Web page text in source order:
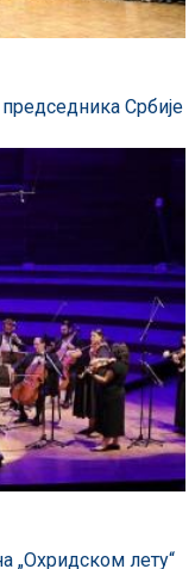
Србије
„Охридском лету“